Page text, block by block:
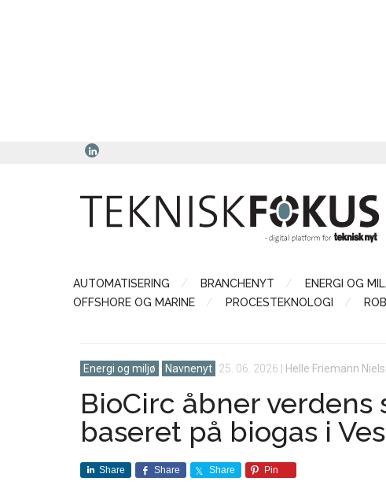
AUTOMATISERING BRANCHENYT ENERGI OG
OFFSHORE OG MARINE
PROCESTEKNOLOGI
Energi og miljø Navnenyt 25. 06. 2026 Helle Friemann
BioCirc åbner
baseret på biogas i
Share Share Share Pin